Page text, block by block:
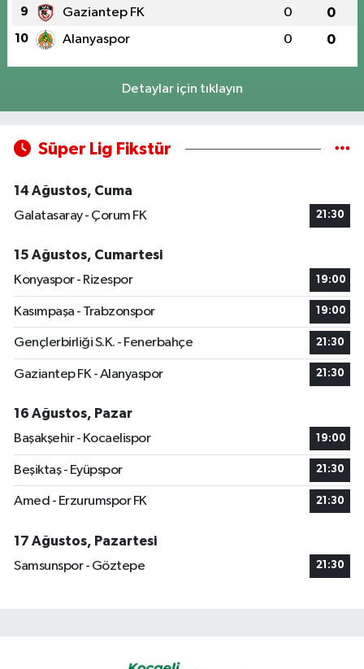
9 Gaziantep FK 0 0
10 Alanyaspor 0 0
Detaylar için tıklayın
Süper Lig Fikstür
14 Ağustos, Cuma
Galatasaray - Çorum FK
21:30
15 Ağustos, Cumartesi
Konyaspor - Rizespor
19:00
Kasımpaşa - Trabzonspor 19:00
Gençlerbirliği S.K. - Fenerbahçe 21:30
Gaziantep FK - Alanyaspor 21:30
16 Ağustos, Pazar
Başakşehir - Kocaelispor
19:00
Beşiktaş - Eyüpspor 21:30
Amed - Erzurumspor FK 21:30
17 Ağustos, Pazartesi
Samsunspor - Göztepe
21:30